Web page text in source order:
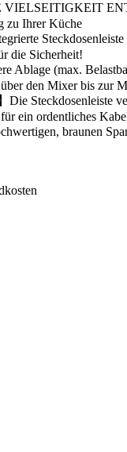
zu Ihrer Küche
Steckdosenleiste
die Sicherheit!
(max.
den Mixer bis zur
Steckdosenleiste
ein ordentliches
braunen